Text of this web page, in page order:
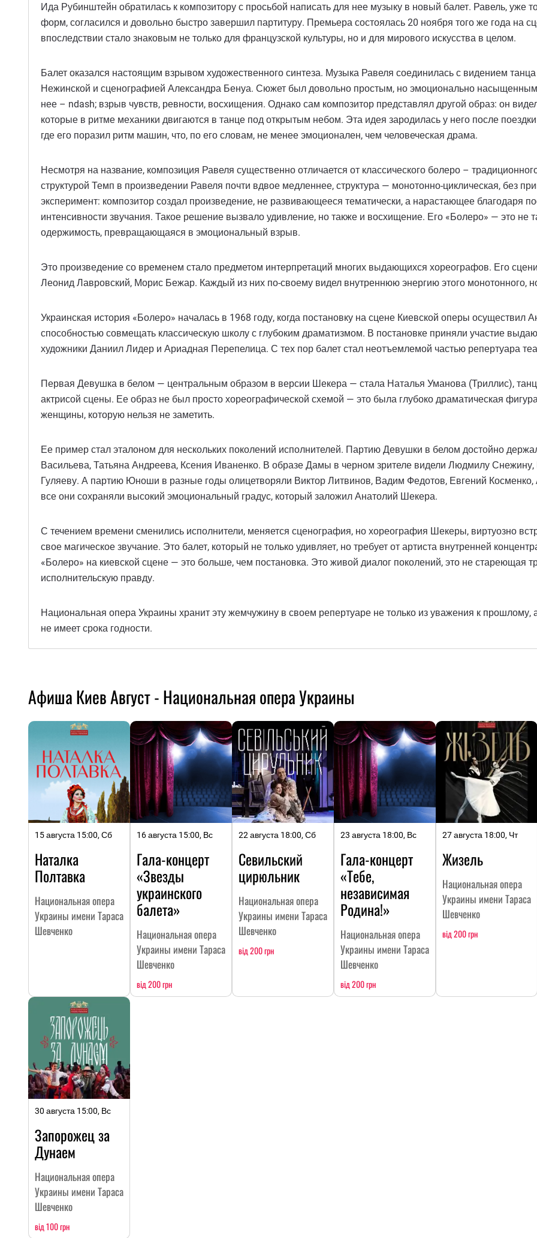
Ида Рубинштейн обратилась к композитору с просьбой написать для нее музыку в новый балет. Равель, уже
форм, согласился и довольно быстро завершил партитуру. Премьера состоялась 20 ноября того же года на
впоследствии стало знаковым не только для французской культуры, но и для мирового искусства в целом.
Балет оказался настоящим взрывом художественного синтеза. Музыка Равеля соединилась с видением
Нежинской и сценографией Александра Бенуа. Сюжет был довольно простым, но эмоционально
нее – ndash; взрыв чувств, ревности, восхищения. Однако сам композитор представлял другой образ: он
которые в ритме механики двигаются в танце под открытым небом. Эта идея зародилась у него после
где его поразил ритм машин, что, по его словам, не менее эмоционален, чем человеческая драма.
Несмотря на название, композиция Равеля существенно отличается от классического болеро –
структурой Темп в произведении Равеля почти вдвое медленнее, структура — монотонно-циклическая, без
эксперимент: композитор создал произведение, не развивающееся тематически, а нарастающее благодаря
интенсивности звучания. Такое решение вызвало удивление, но также и восхищение. Его «Болеро» — это не
одержимость, превращающаяся в эмоциональный взрыв.
Это произведение со временем стало предметом интерпретаций многих выдающихся хореографов. Его
Леонид Лавровский, Морис Бежар. Каждый из них по-своему видел внутреннюю энергию этого монотонного,
Украинская история «Болеро» началась в 1968 году, когда постановку на сцене Киевской оперы
способностью совмещать классическую школу с глубоким драматизмом. В постановке приняли участие
художники Даниил Лидер и Ариадная Перепелица. С тех пор балет стал неотъемлемой частью репертуара
Первая Девушка в белом — центральным образом в версии Шекера — стала Наталья Уманова (Триллис),
актрисой сцены. Ее образ не был просто хореографической схемой — это была глубоко драматическая
женщины, которую нельзя не заметить.
Ее пример стал эталоном для нескольких поколений исполнителей. Партию Девушки в белом достойно
Васильева, Татьяна Андреева, Ксения Иваненко. В образе Дамы в черном зрителе видели Людмилу
Гуляеву. А партию Юноши в разные годы олицетворяли Виктор Литвинов, Вадим Федотов, Евгений
все они сохраняли высокий эмоциональный градус, который заложил Анатолий Шекера.
С течением времени сменились исполнители, меняется сценография, но хореография Шекеры, виртуозно
свое магическое звучание. Это балет, который не только удивляет, но требует от артиста внутренней
«Болеро» на киевской сцене — это больше, чем постановка. Это живой диалог поколений, это не стареющая
исполнительскую правду.
Национальная опера Украины хранит эту жемчужину в своем репертуаре не только из уважения к прошлому, а
не имеет срока годности.
Афиша Киев Август - Национальная опера Украины
15 августа 15:00, Сб
Наталка
Полтавка
Национальная опера
Украины имени Тараса
Шевченко
16 августа 15:00, Вс
Гала-концерт
«Звезды
украинского
балета»
Национальная опера
Украины имени Тараса
Шевченко
від 200 грн
22 августа 18:00, Сб
Севильский
цирюльник
Национальная опера
Украины имени Тараса
Шевченко
від 200 грн
23 августа 18:00, Вс
Гала-концерт
«Тебе,
независимая
Родина!»
Национальная опера
Украины имени Тараса
Шевченко
від 200 грн
27 августа 18:00, Чт
Жизель
Национальная опера
Украины имени Тараса
Шевченко
від 200 грн
30 августа 15:00, Вс
Запорожец за
Дунаем
Национальная опера
Украины имени Тараса
Шевченко
від 100 грн